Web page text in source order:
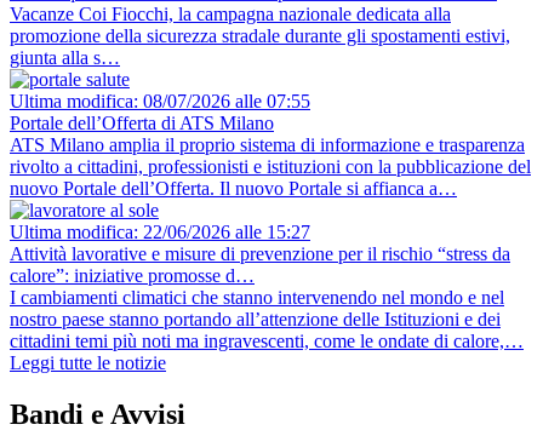
Vacanze Coi Fiocchi, la campagna nazionale dedicata alla
promozione della sicurezza stradale durante gli spostamenti estivi,
giunta alla s…
Ultima modifica: 08/07/2026 alle 07:55
Portale dell’Offerta di ATS Milano
ATS Milano amplia il proprio sistema di informazione e trasparenza
rivolto a cittadini, professionisti e istituzioni con la pubblicazione del
nuovo Portale dell’Offerta. Il nuovo Portale si affianca a…
Ultima modifica: 22/06/2026 alle 15:27
Attività lavorative e misure di prevenzione per il rischio “stress da
calore”: iniziative promosse d…
I cambiamenti climatici che stanno intervenendo nel mondo e nel
nostro paese stanno portando all’attenzione delle Istituzioni e dei
cittadini temi più noti ma ingravescenti, come le ondate di calore,…
Leggi tutte le notizie
Bandi e Avvisi